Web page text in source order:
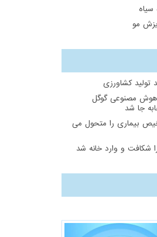
مو
تولید کشاورزی
هوش مصنوعی گوگل
جا شد
بیماری را متحول می
و وارد خانه شد